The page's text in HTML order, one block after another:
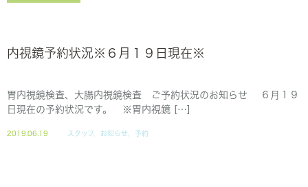
内視鏡予約状況※６月１９日現在※
胃内視鏡検査、大腸内視鏡検査 ご予約状況のお知らせ ６月１９
日現在の予約状況です。 ※胃内視鏡 […]
2019.06.19 スタッフ，お知らせ，予約